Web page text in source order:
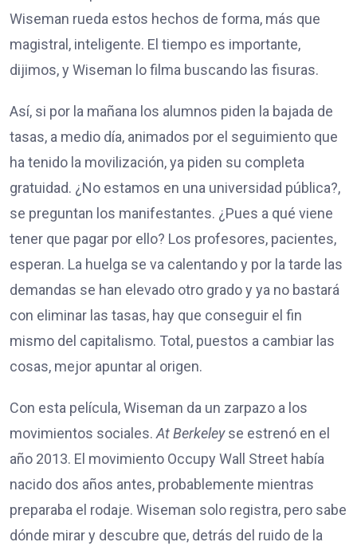
Wiseman rueda estos hechos de forma, más que
magistral, inteligente. El tiempo es importante,
dijimos, y Wiseman lo filma buscando las fisuras.
Así, si por la mañana los alumnos piden la bajada de
tasas, a medio día, animados por el seguimiento que
ha tenido la movilización, ya piden su completa
gratuidad. ¿No estamos en una universidad pública?,
se preguntan los manifestantes. ¿Pues a qué viene
tener que pagar por ello? Los profesores, pacientes,
esperan. La huelga se va calentando y por la tarde las
demandas se han elevado otro grado y ya no bastará
con eliminar las tasas, hay que conseguir el fin
mismo del capitalismo. Total, puestos a cambiar las
cosas, mejor apuntar al origen.
Con esta película, Wiseman da un zarpazo a los
movimientos sociales.At Berkeleyse estrenó en el
año 2013. El movimiento Occupy Wall Street había
nacido dos años antes, probablemente mientras
preparaba el rodaje. Wiseman solo registra, pero sabe
dónde mirar y descubre que, detrás del ruido de la